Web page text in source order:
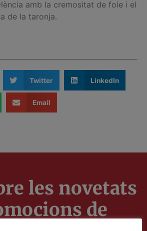
amb la cremositat de foie i el
de la taronja.
Twitter LinkedIn
Email
les novetats
de